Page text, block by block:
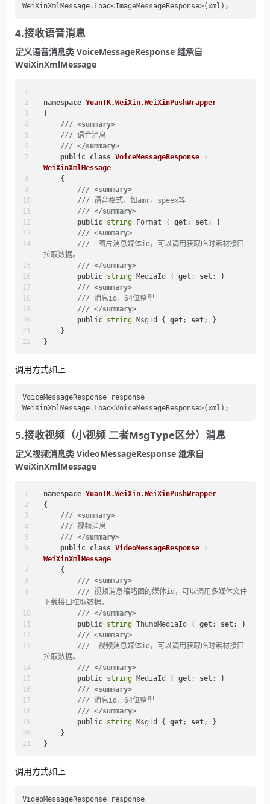
4.接收语音消息
定义语音消息类 VoiceMessageResponse 继承自
WeiXinXmlMessage
namespace YuanTK.WeiXin.WeiXinPushWrapper
{
/// <summary>
/// 语音消息
/// </summary>
public class VoiceMessageResponse
WeiXinXmlMessage
    {
/// <summary>
/// 语音格式，如amr，speex等
/// </summary>
public string Format { get; set; }
/// <summary>
///
  图片消息媒体id，可以调用获取临时素材接口
拉取数据。
/// </summary>
public string MediaId { get; set; }
/// <summary>
/// 消息id，64位整型
/// </summary>
public string MsgId { get; set; }
    }
}
调用方式如上
VoiceMessageResponse response =
5.接收视频（小视频 二者MsgType区分）消息
定义视频消息类 VideoMessageResponse 继承自
WeiXinXmlMessage
namespace YuanTK.WeiXin.WeiXinPushWrapper
{
/// <summary>
/// 视频消息
/// </summary>
public class VideoMessageResponse
WeiXinXmlMessage
    {
/// <summary>
/// 视频消息缩略图的媒体id，可以调用多媒体文件
下载接口拉取数据。
/// </summary>
public string ThumbMediaId { get; set; }
/// <summary>
///
  视频消息媒体id，可以调用获取临时素材接口
拉取数据。
/// </summary>
public string MediaId { get; set; }
/// <summary>
/// 消息id，64位整型
/// </summary>
public string MsgId { get; set; }
    }
}
调用方式如上
VideoMessageResponse response =